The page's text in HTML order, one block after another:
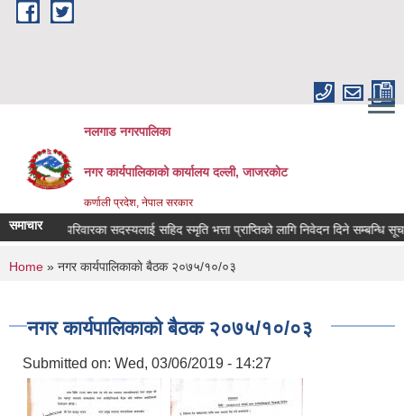
Skip to main content
नलगाड नगरपालिका
नगर कार्यपालिकाको कार्यालय दल्ली, जाजरकाेट
कर्णाली प्रदेश, नेपाल सरकार
समाचार
बेपत्ता परिवारका सदस्यलाई सहिद स्मृति भत्ता प्राप्तिको लागि निवेदन दिने सम्बन्धि सूचना !!!
You are here
Home » नगर कार्यपालिकाकाे बैठक २०७५/१०/०३
नगर कार्यपालिकाकाे बैठक २०७५/१०/०३
Submitted on: Wed, 03/06/2019 - 14:27